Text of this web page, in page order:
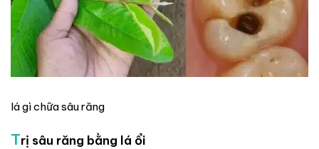
lá gì chữa sâu răng
Trị sâu răng bằng lá ổi